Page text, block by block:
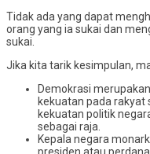
Tidak ada yang dapat
orang yang ia sukai dan
sukai.
Jika kita tarik kesimpulan,
Demokrasi
kekuatan pada
kekuatan politik
sebagai raja.
Kepala negara